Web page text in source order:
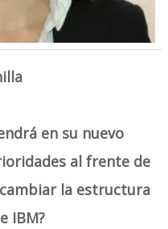
en su nuevo
al frente de
la estructura
IBM?